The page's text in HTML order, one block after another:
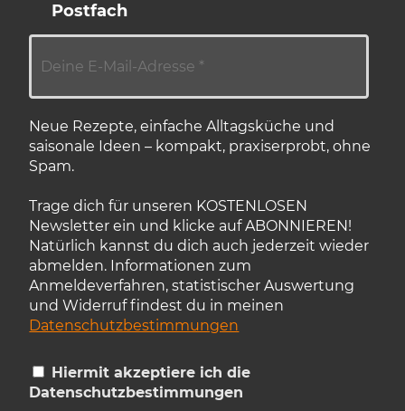
Postfach
Neue Rezepte, einfache Alltagsküche und
saisonale Ideen – kompakt, praxiserprobt, ohne
Spam.
Trage dich für unseren KOSTENLOSEN
Newsletter ein und klicke auf ABONNIEREN!
Natürlich kannst du dich auch jederzeit wieder
abmelden. Informationen zum
Anmeldeverfahren, statistischer Auswertung
und Widerruf findest du in meinen
Datenschutzbestimmungen
Hiermit akzeptiere ich die
Datenschutzbestimmungen